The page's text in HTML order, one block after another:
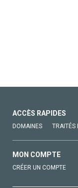
ACCÈS RAPIDES
DOMAINES TRAITÉS
MON COMPTE
CRÉER UN COMPTE